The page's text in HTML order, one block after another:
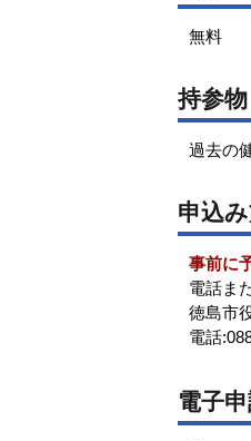
無料
持参物
過去の
申込
事前に
電話ま
徳島市
電話
電子